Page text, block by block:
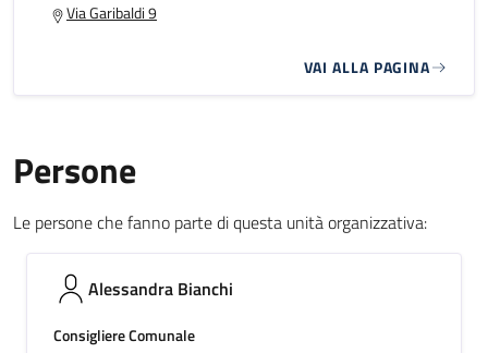
Via Garibaldi 9
VAI ALLA PAGINA
Persone
Le persone che fanno parte di questa unità organizzativa:
Alessandra Bianchi
Consigliere Comunale